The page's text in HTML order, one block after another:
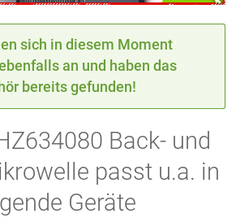
sich in diesem Moment
an und haben das
bereits gefunden!
Back- und
passt u.a. in
Geräte